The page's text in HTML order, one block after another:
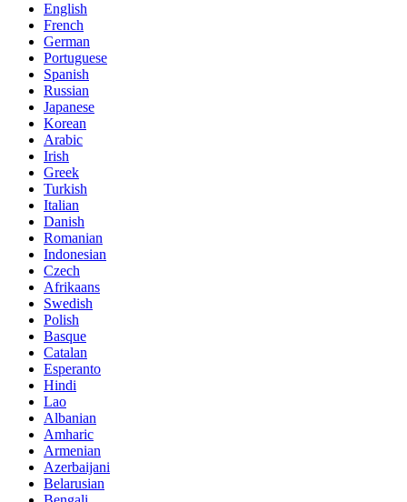
English
French
German
Portuguese
Spanish
Russian
Japanese
Korean
Arabic
Irish
Greek
Turkish
Italian
Danish
Romanian
Indonesian
Czech
Afrikaans
Swedish
Polish
Basque
Catalan
Esperanto
Hindi
Lao
Albanian
Amharic
Armenian
Azerbaijani
Belarusian